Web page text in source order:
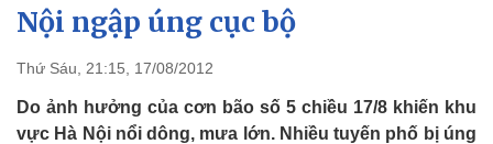
Đảng
Tổ chức nhân sự
Nhận diện sự thật
Tin 24h
Dự báo thời tiết
Việc làm
Biển đảo
Nội ngập úng cục bộ
Thứ Sáu, 21:15, 17/08/2012
Do ảnh hưởng của cơn bão số 5 chiều 17/8 khiến khu
vực Hà Nội nổi dông, mưa lớn. Nhiều tuyến phố bị úng